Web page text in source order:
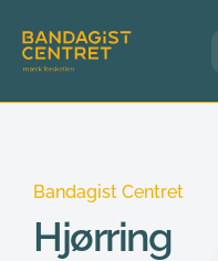
Bandagist Centret
Hjørring